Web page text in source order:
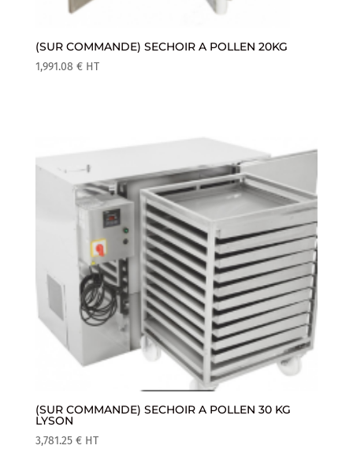
(SUR COMMANDE) SECHOIR A POLLEN 20KG
1,991.08 € HT
(SUR COMMANDE) SECHOIR A POLLEN 30 KG
LYSON
3,781.25 € HT